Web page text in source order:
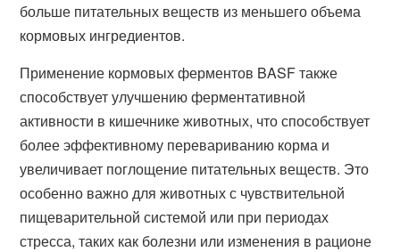
больше питательных веществ из меньшего объема
кормовых ингредиентов.
Применение кормовых ферментов BASF также
способствует улучшению ферментативной
активности в кишечнике животных, что способствует
более эффективному перевариванию корма и
увеличивает поглощение питательных веществ. Это
особенно важно для животных с чувствительной
пищеварительной системой или при периодах
стресса, таких как болезни или изменения в рационе